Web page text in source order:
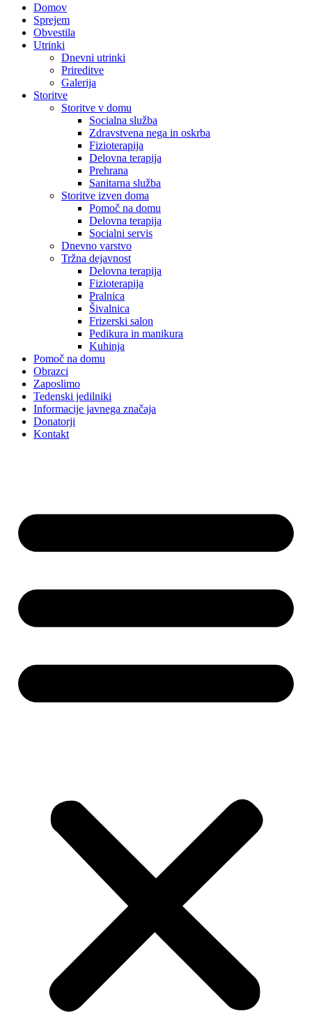
Domov
Sprejem
Obvestila
Utrinki
Dnevni utrinki
Prireditve
Galerija
Storitve
Storitve v domu
Socialna služba
Zdravstvena nega in oskrba
Fizioterapija
Delovna terapija
Prehrana
Sanitarna služba
Storitve izven doma
Pomoč na domu
Delovna terapija
Socialni servis
Dnevno varstvo
Tržna dejavnost
Delovna terapija
Fizioterapija
Pralnica
Šivalnica
Frizerski salon
Pedikura in manikura
Kuhinja
Pomoč na domu
Obrazci
Zaposlimo
Tedenski jedilniki
Informacije javnega značaja
Donatorji
Kontakt